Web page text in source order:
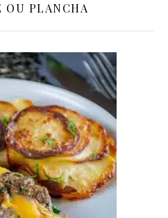
OU PLANCHA